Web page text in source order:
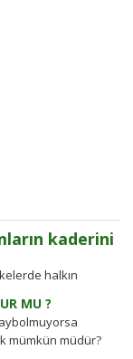
kaderini
halkın
hareketleri
MU ?
mümkün müdür?